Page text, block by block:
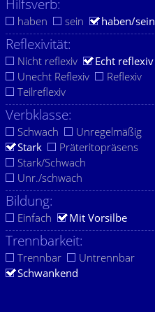
Hilfsverb:
haben sein haben/sein
Reflexivität:
Nicht reflexiv
Echt reflexiv
Unecht Reflexiv
Reflexiv
Teilreflexiv
Verbklasse:
Schwach
Unregelmäßig
Stark
Präteritopräsens
Stark/Schwach
Unr./schwach
Bildung:
Einfach Mit Vorsilbe
Trennbarkeit:
Trennbar
Untrennbar
Schwankend